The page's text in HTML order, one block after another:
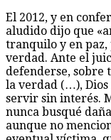
El 2012, y en
aludido dijo que
tranquilo y en paz,
verdad. Ante el
defenderse, sobre
la verdad (…), Dios
servir sin interés.
nunca busqué
aunque no